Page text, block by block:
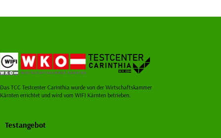
Das TCC Testcenter Carinthia wurde von der Wirtschaftskammer
Kärnten errichtet und wird vom WIFI Kärnten betrieben.
Testangebot